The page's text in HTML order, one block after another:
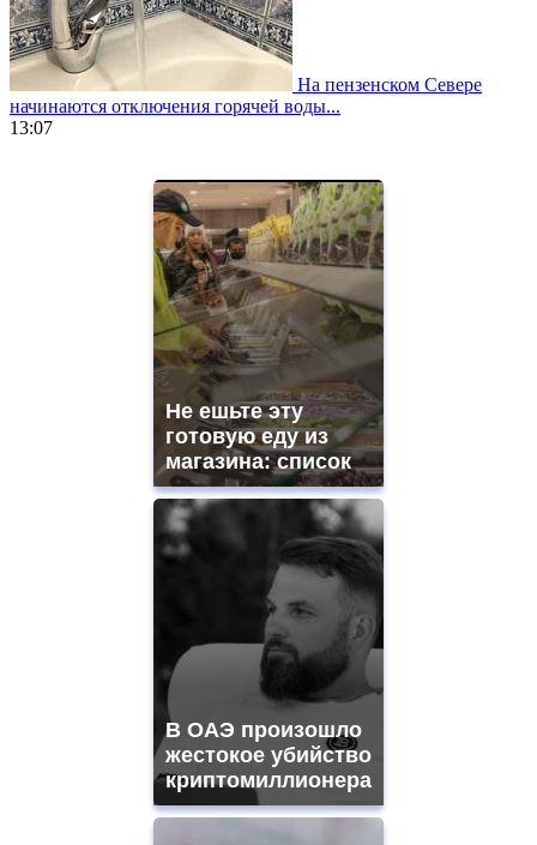
На пензенском Севере
начинаются отключения горячей воды...
13:07
https://gradewatches.to/
https://www.replicasrelojes.to/
Не ешьте эту
готовую еду из
магазина: список
В ОАЭ произошло
жестокое убийство
криптомиллионера